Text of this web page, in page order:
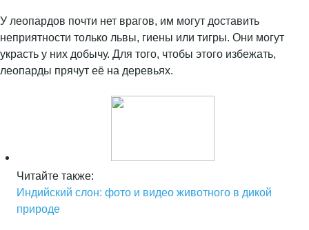
У леопардов почти нет врагов, им могут доставить
неприятности только львы, гиены или тигры. Они могут
украсть у них добычу. Для того, чтобы этого избежать,
леопарды прячут её на деревьях.
Читайте также:
Индийский слон: фото и видео животного в дикой
природе